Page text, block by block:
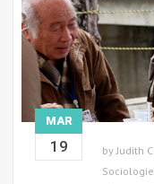
MAR
19 byJudith